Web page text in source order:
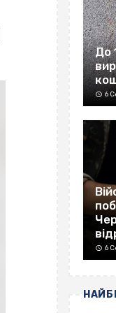
До
6
6